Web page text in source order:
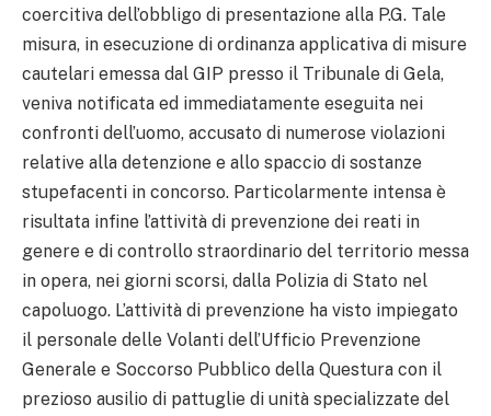
coercitiva dell’obbligo di presentazione alla P.G. Tale
misura, in esecuzione di ordinanza applicativa di misure
cautelari emessa dal GIP presso il Tribunale di Gela,
veniva notificata ed immediatamente eseguita nei
confronti dell’uomo, accusato di numerose violazioni
relative alla detenzione e allo spaccio di sostanze
stupefacenti in concorso. Particolarmente intensa è
risultata infine l’attività di prevenzione dei reati in
genere e di controllo straordinario del territorio messa
in opera, nei giorni scorsi, dalla Polizia di Stato nel
capoluogo. L’attività di prevenzione ha visto impiegato
il personale delle Volanti dell’Ufficio Prevenzione
Generale e Soccorso Pubblico della Questura con il
prezioso ausilio di pattuglie di unità specializzate del